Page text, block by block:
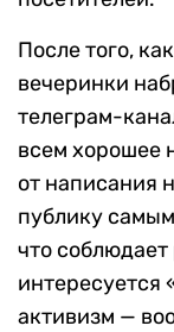
После того,
вечеринки
телеграм-
всем хорошее
от написания
публику
что
интересуется
активизм —